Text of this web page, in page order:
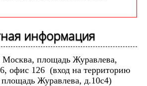
информация
Москва, площадь Журавлева,
офис 126 (вход на территорию
Журавлева, д.10с4)